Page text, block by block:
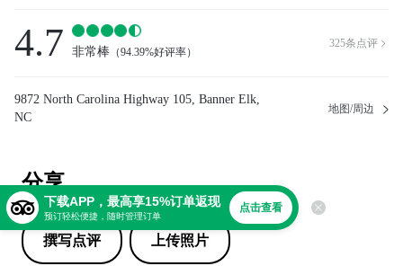
4.7 非常棒 （94.39%好评率）
325条点评 
9872 North Carolina Highway 105, Banner Elk,
NC
地图/周边
分享
撰写点评 上传照片
下载APP，最高享15%订单返现
预订轻松便捷，随时管理订单
点击查看